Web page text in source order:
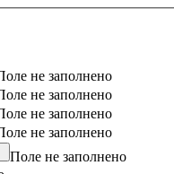
не заполнено
не заполнено
не заполнено
не заполнено
Поле не заполнено